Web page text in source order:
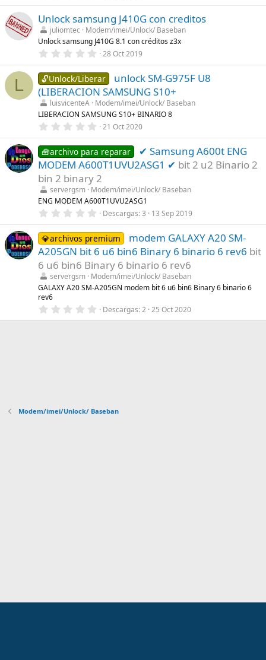
l
l
a
(
s
0
0
e
s
t
r
l
l
a
(
s
)
Unlock samsung J410G con creditos
juliomtec
Modem/imei/Unlock/ Baseban
Unlock samsung J410G 8.1 con créditos z3x
0
0
0
e
s
t
r
e
l
a
(
s
)
28 Oct 2019
L 🔓Unlock/Liberar
unlock SM-G975F U8
(LIBERACION SAMSUNG S10+
luisvicenteA Modem/imei/Unlock/ Baseban
LIBERACION SAMSUNG S10+ BINARIO 8
0
0
0
e
s
t
r
e
l
a
(
s
)
21 Oct 2020
🧰archivo para reparar
✔ Samsung A600t ENG
MODEM A600T1UVU2ASG1 ✔ bit 2 u2 Binario 2
bin 2 binary 2
servergsm Modem/imei/Unlock/ Baseban
ENG MODEM A600T1UVU2ASG1
0
0
0
e
s
t
r
e
l
s
Descargas 3 13 Sep 2019
💎archivos premium
modem GALAXY A20 SM-
A205GN bit 6 u6 bin6 Binary 6 binario 6 rev6 bit
6 u6 bin6 Binary 6 binario 6 rev6
servergsm Modem/imei/Unlock/ Baseban
GALAXY A20 SM-A205GN modem bit 6 u6 bin6 Binary 6 binario 6
rev6
0
0
(
s
Descargas 2 25 Oct 2020
Modem/imei/Unlock/ Baseban